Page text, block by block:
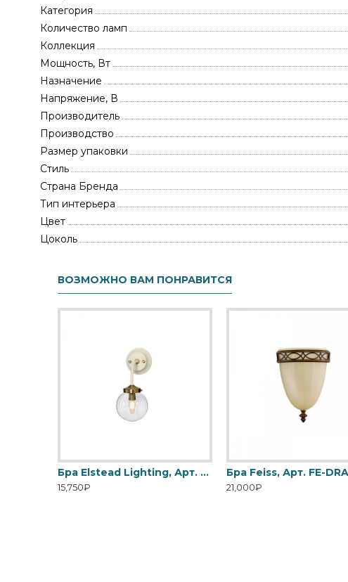
Категория
Количество ламп
Коллекция
Мощность, Вт
Назначение
Напряжение, В
Производитель
Производство
Размер упаковки
Стиль
Страна Бренда
Тип интерьера
Цвет
Цоколь
ВОЗМОЖНО ВАМ ПОНРАВИТСЯ
Бра Elstead Lighting, Арт. DL-COSMOS1
15,750₽ 21,000₽